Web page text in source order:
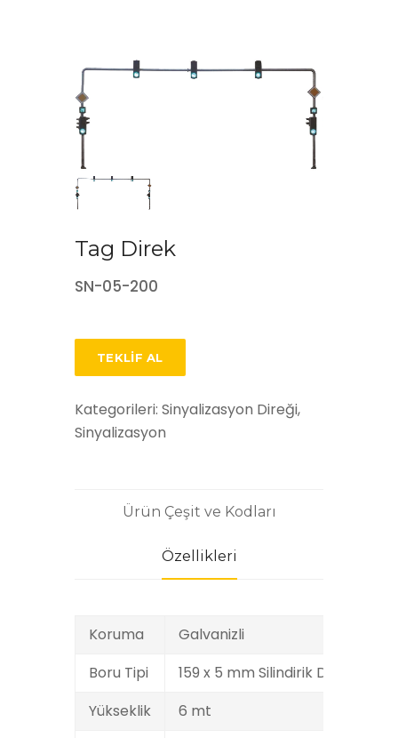
Tag Direk
SN-05-200
TEKLIF AL
Kategorileri: Sinyalizasyon Direği,
Sinyalizasyon
Ürün Çeşit ve Kodları
Özellikleri
Koruma
Galvanizli
Boru Tipi
159 x 5 mm Silindirik Demir Boru
Yükseklik
6 mt